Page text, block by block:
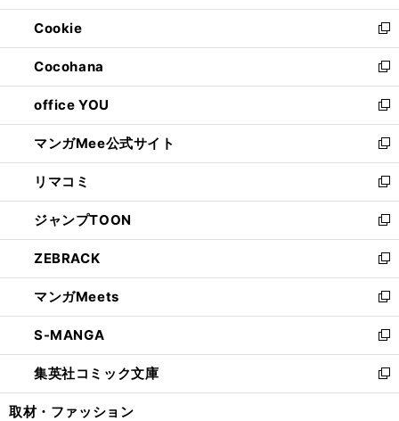
開
く
ウ
で
開
く
ン
ド
ウ
で
開
く
ウ
ィ
ン
ド
ウ
で
開
く
Cookie
新
し
い
ウ
ィ
ン
ド
ウ
で
開
く
Cocohana
新
し
い
ウ
ィ
ン
ド
ウ
で
開
く
office YOU
新
し
い
ウ
ィ
ン
ド
ウ
で
開
く
マンガMee公式サイト
新
し
い
ウ
ィ
ン
ド
ウ
で
開
く
リマコミ
新
し
い
ウ
ィ
ン
ド
ウ
で
開
く
ジャンプTOON
新
し
い
ウ
ィ
ン
ド
ウ
で
開
ZEBRACK
新
し
い
ウ
ィ
ン
ド
ウ
マンガMeets
新
し
い
ウ
ィ
ン
S-MANGA
新
し
い
ウ
集英社コミック文庫
新
し
取材・ファッション